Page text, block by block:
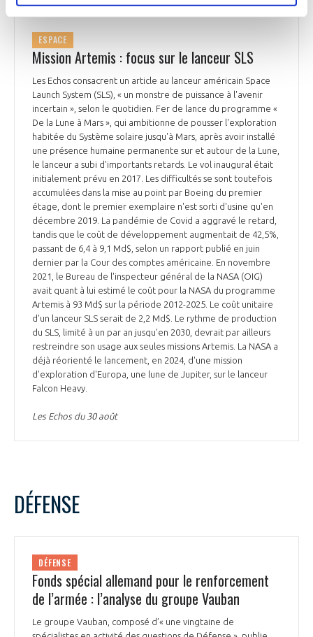
ESPACE
Mission Artemis : focus sur le lanceur SLS
Les Echos consacrent un article au lanceur américain Space
Launch System (SLS), « un monstre de puissance à l'avenir
incertain », selon le quotidien. Fer de lance du programme «
De la Lune à Mars », qui ambitionne de pousser l'exploration
habitée du Système solaire jusqu'à Mars, après avoir installé
une présence humaine permanente sur et autour de la Lune,
le lanceur a subi d’importants retards. Le vol inaugural était
initialement prévu en 2017. Les difficultés se sont toutefois
accumulées dans la mise au point par Boeing du premier
étage, dont le premier exemplaire n'est sorti d'usine qu'en
décembre 2019. La pandémie de Covid a aggravé le retard,
tandis que le coût de développement augmentait de 42,5%,
passant de 6,4 à 9,1 Md$, selon un rapport publié en juin
dernier par la Cour des comptes américaine. En novembre
2021, le Bureau de l'inspecteur général de la NASA (OIG)
avait quant à lui estimé le coût pour la NASA du programme
Artemis à 93 Md$ sur la période 2012-2025. Le coût unitaire
d'un lanceur SLS serait de 2,2 Md$. Le rythme de production
du SLS, limité à un par an jusqu'en 2030, devrait par ailleurs
restreindre son usage aux seules missions Artemis. La NASA a
déjà réorienté le lancement, en 2024, d'une mission
d'exploration d'Europa, une lune de Jupiter, sur le lanceur
Falcon Heavy.
Les Echos du 30 août
DÉFENSE
DÉFENSE
Fonds spécial allemand pour le renforcement
de l’armée : l’analyse du groupe Vauban
Le groupe Vauban, composé d’« une vingtaine de